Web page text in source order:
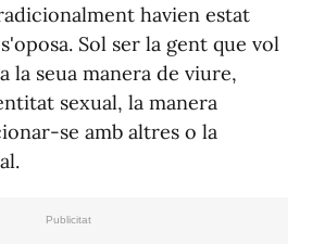
havien estat
Sol ser la gent que vol
la seua manera de viure,
sexual, la manera
se amb altres o la